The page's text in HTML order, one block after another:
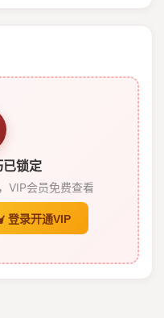
锁定
VIP会员免费查看
登录开通VIP